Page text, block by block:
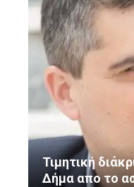
Τιμητική
Δήμα απο το